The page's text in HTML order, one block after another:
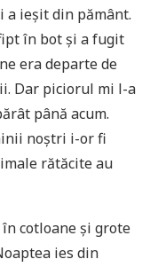
a ieșit din pământ.
în bot și a fugit
era departe de
Dar piciorul mi l-a
până acum.
noștri i-or fi
rătăcite au
cotloane și grote
ies din